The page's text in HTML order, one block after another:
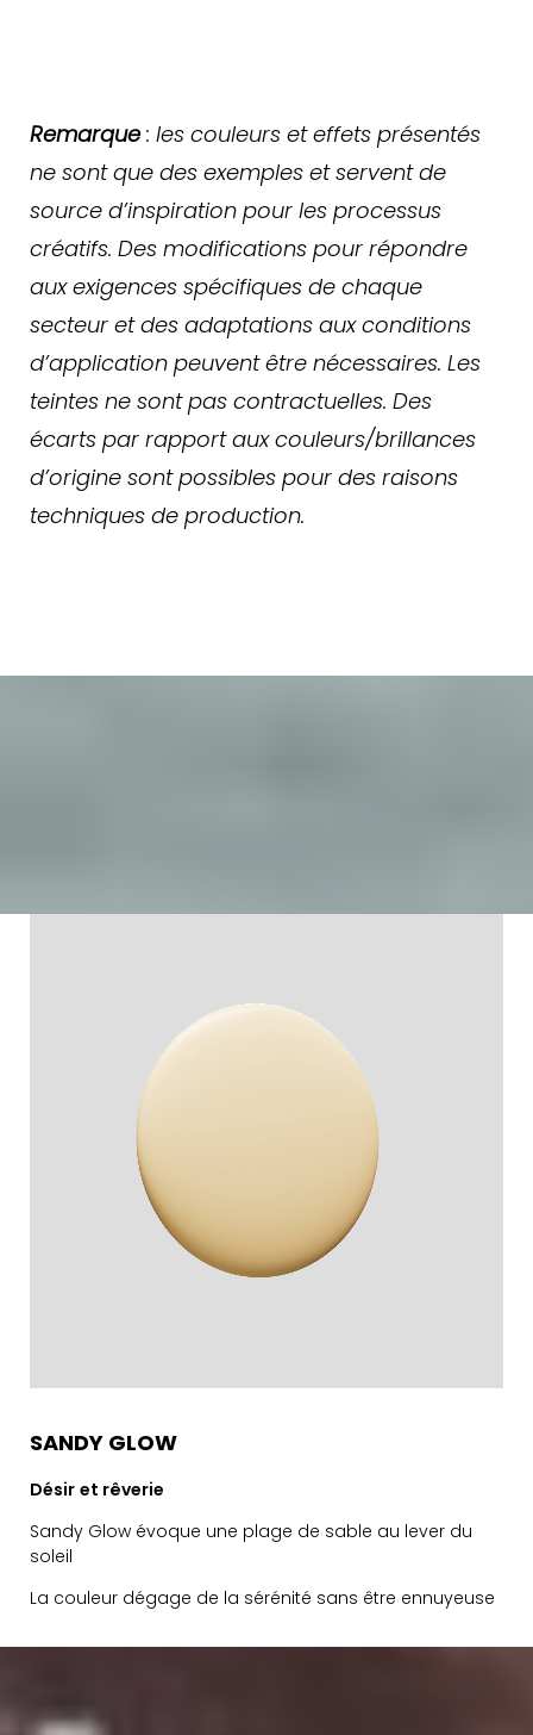
Remarque: les couleurs et effets présentés
ne sont que des exemples et servent de
source d’inspiration pour les processus
créatifs. Des modifications pour répondre
aux exigences spécifiques de chaque
secteur et des adaptations aux conditions
d’application peuvent être nécessaires. Les
teintes ne sont pas contractuelles. Des
écarts par rapport aux couleurs/brillances
d’origine sont possibles pour des raisons
techniques de production.
SANDY GLOW
Désir et rêverie
Sandy Glow évoque une plage de sable au lever du
soleil
La couleur dégage de la sérénité sans être ennuyeuse